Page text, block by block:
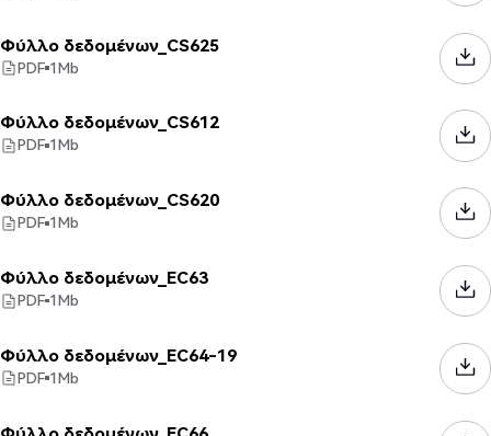
Φύλλο δεδομένων_CS625
PDF 1Mb
Φύλλο δεδομένων_CS612
PDF 1Mb
Φύλλο δεδομένων_CS620
PDF 1Mb
Φύλλο δεδομένων_EC63
PDF 1Mb
Φύλλο δεδομένων_EC64-19
PDF 1Mb